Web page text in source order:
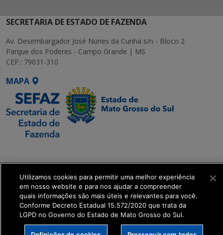
SECRETARIA DE ESTADO DE FAZENDA
Av. Desembargador José Nunes da Cunha s/n - Bloco 2
Parque dos Poderes - Campo Grande | MS
CEP.: 79031-310
MAPA
Executiva de
Transformação Digital
get_footer();
Utilizamos cookies para permitir uma melhor experiência
em nosso website e para nos ajudar a compreender
quais informações são mais úteis e relevantes para você.
Conforme Decreto Estadual 15.572/2020 que trata da
LGPD no Governo do Estado de Mato Grosso do Sul.